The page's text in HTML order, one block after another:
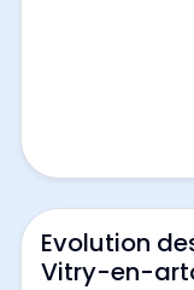
Evolution
Vitry-en-